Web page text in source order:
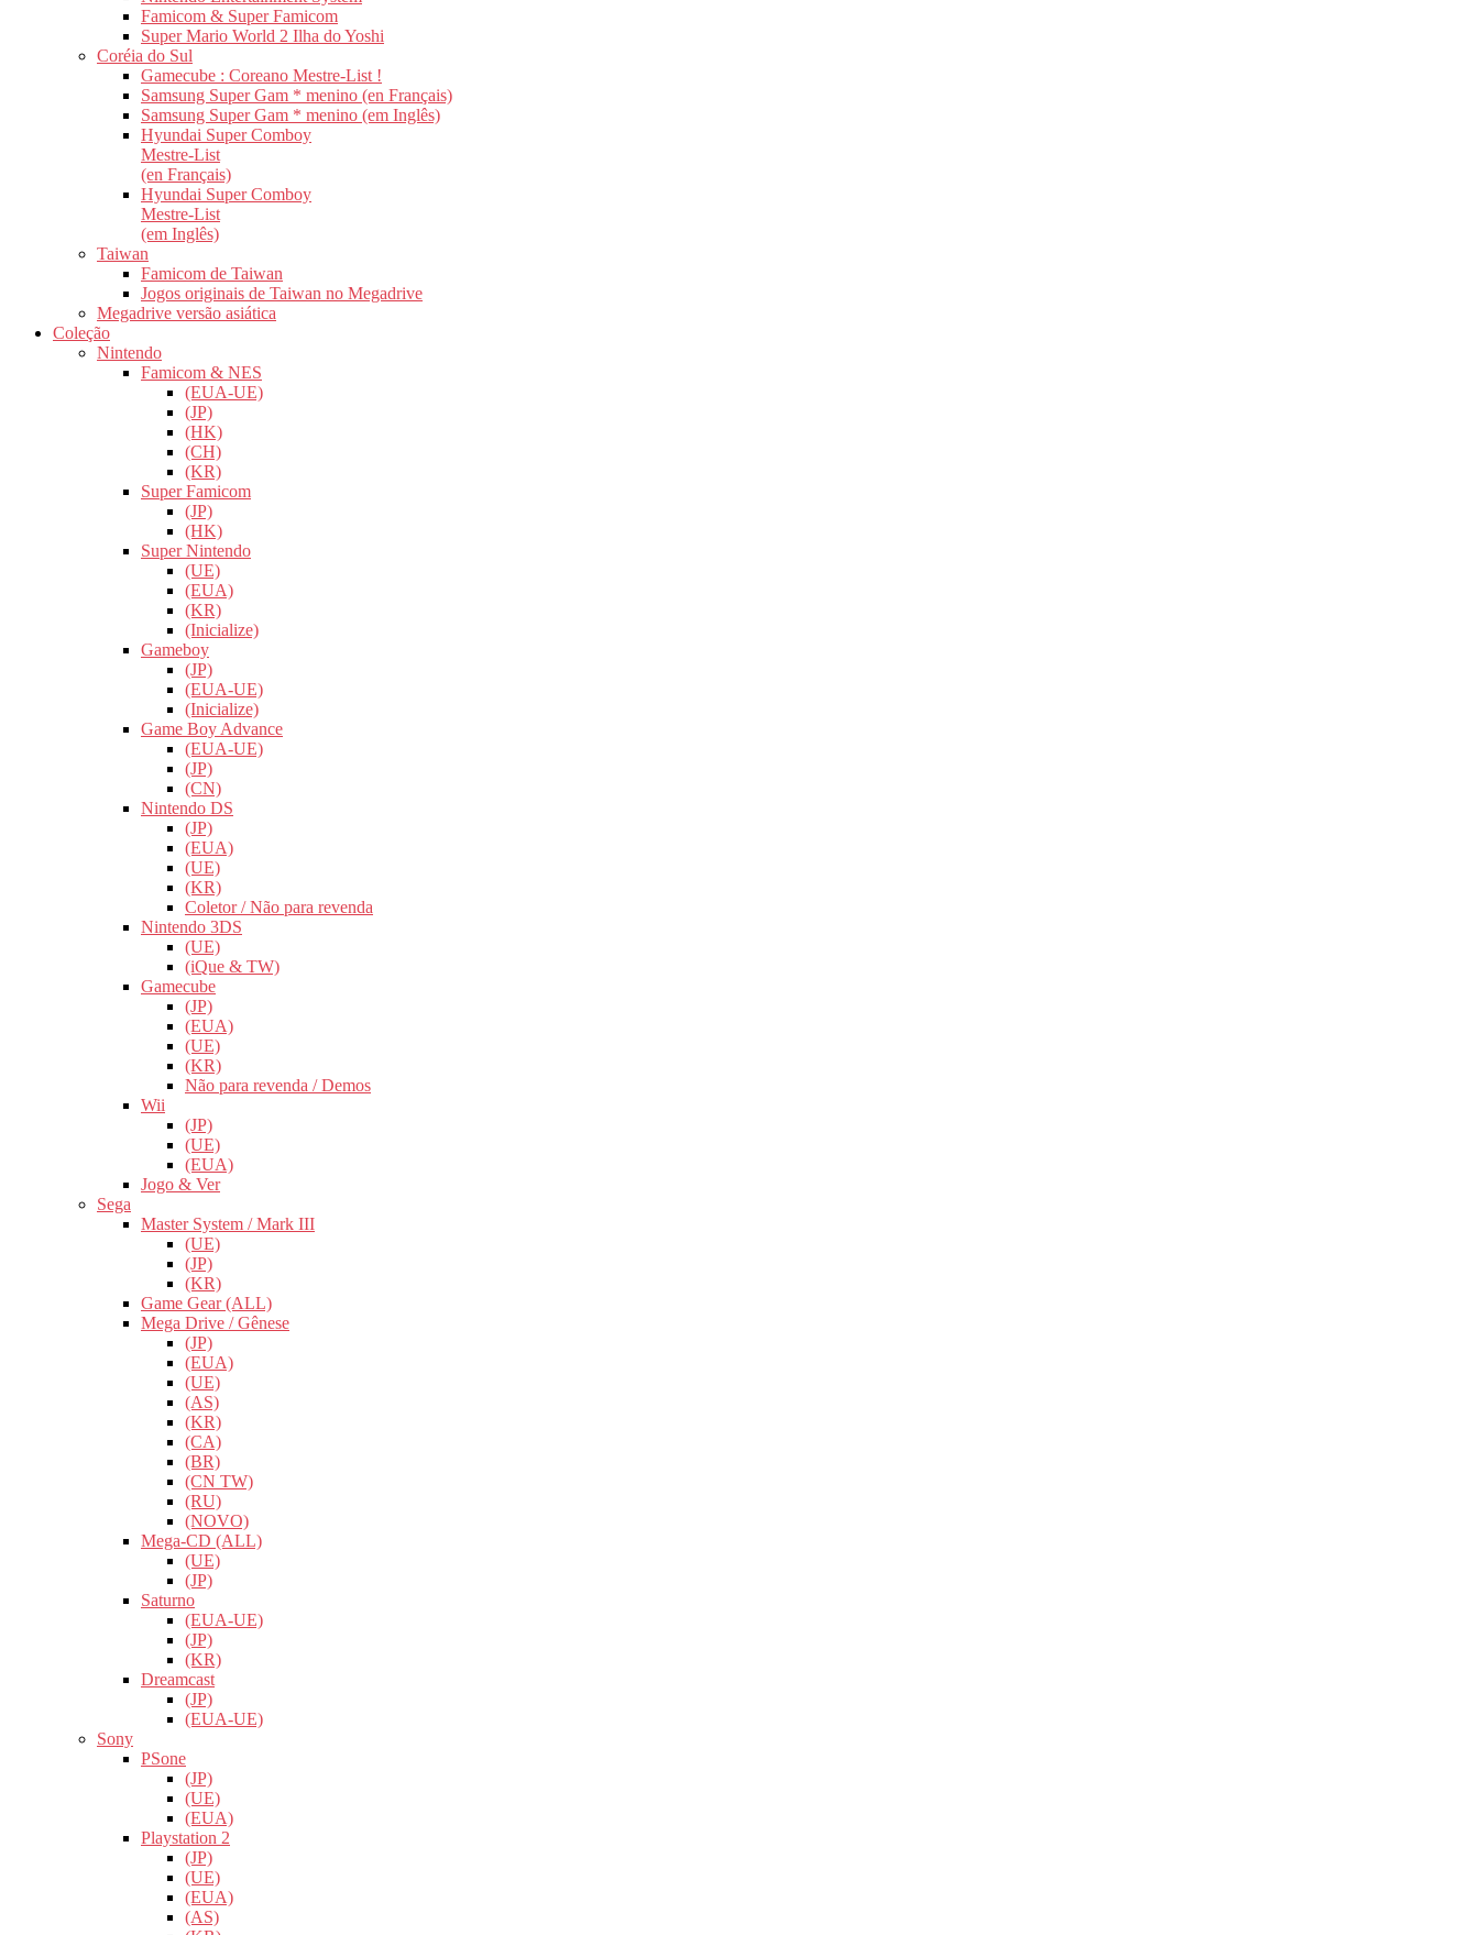
Famicom & Super Famicom
Super Mario World 2 Ilha do Yoshi
Coréia do Sul
Gamecube : Coreano Mestre-List !
Samsung Super Gam * menino (en Français)
Samsung Super Gam * menino (em Inglês)
Hyundai Super Comboy
Mestre-List
(en Français)
Hyundai Super Comboy
Mestre-List
(em Inglês)
Taiwan
Famicom de Taiwan
Jogos originais de Taiwan no Megadrive
Megadrive versão asiática
Coleção
Nintendo
Famicom & NES
(EUA-UE)
(JP)
(HK)
(CH)
(KR)
Super Famicom
(JP)
(HK)
Super Nintendo
(UE)
(EUA)
(KR)
(Inicialize)
Gameboy
(JP)
(EUA-UE)
(Inicialize)
Game Boy Advance
(EUA-UE)
(JP)
(CN)
Nintendo DS
(JP)
(EUA)
(UE)
(KR)
Coletor / Não para revenda
Nintendo 3DS
(UE)
(iQue & TW)
Gamecube
(JP)
(EUA)
(UE)
(KR)
Não para revenda / Demos
Wii
(JP)
(UE)
(EUA)
Jogo & Ver
Sega
Master System / Mark III
(UE)
(JP)
(KR)
Game Gear (ALL)
Mega Drive / Gênese
(JP)
(EUA)
(UE)
(AS)
(KR)
(CA)
(BR)
(CN TW)
(RU)
(NOVO)
Mega-CD (ALL)
(UE)
(JP)
Saturno
(EUA-UE)
(JP)
(KR)
Dreamcast
(JP)
(EUA-UE)
Sony
PSone
(JP)
(UE)
(EUA)
Playstation 2
(JP)
(UE)
(EUA)
(AS)